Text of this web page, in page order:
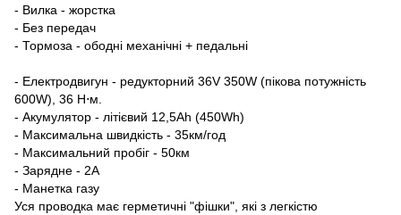
- Вилка - жорстка
- Без передач
- Тормоза - ободні механічні + педальні
- Електродвигун - редукторний 36V 350W (пікова потужність
600W), 36 Н⋅м.
- Акумулятор - літієвий 12,5Ah (450Wh)
- Максимальна швидкість - 35км/год
- Максимальний пробіг - 50км
- Зарядне - 2А
- Манетка газу
Уся проводка має герметичні "фішки", які з легкістю